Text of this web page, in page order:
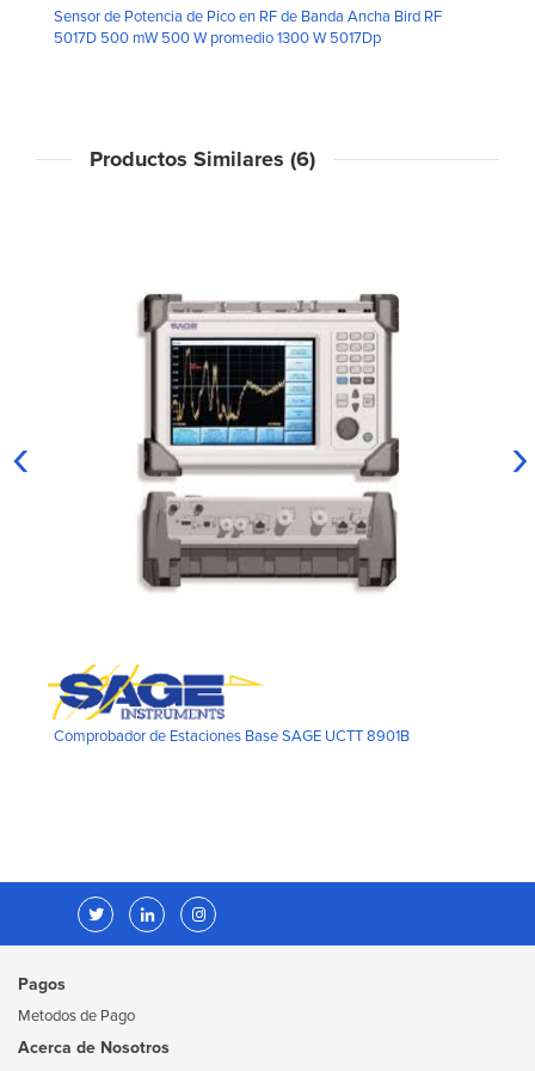
Sensor de Potencia de Pico en RF de Banda Ancha Bird RF
5017D 500 mW 500 W promedio 1300 W 5017Dp
Productos Similares (6)
Comprobador de Estaciones Base SAGE UCTT 8901B
‹ ›
Pagos
Metodos de Pago
Acerca de Nosotros